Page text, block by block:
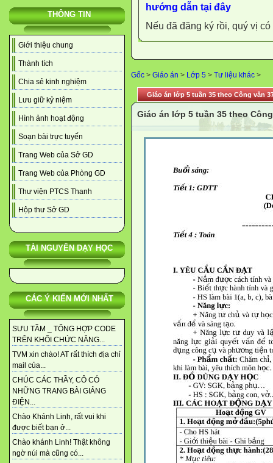
THÔNG TIN
Giới thiệu chung
Thành tích
Chia sẻ kinh nghiệm
Lưu giữ kỷ niệm
Hình ảnh hoạt động
Soạn bài trực tuyến
Trang Web của Sở GD
Trang Web của Phòng GD
Thư viện PTCS Thanh
Hộp thư Sở GD
TÀI NGUYÊN DẠY HỌC
CÁC Ý KIẾN MỚI NHẤT
SƯU TẦM _ TỔNG HỢP CODE
TRÊN KHỐI CHỨC NĂNG...
TVM xin chào! AT rất thích địa chỉ
mail của...
CHÚC CÁC THẦY, CÔ CÓ
NHỮNG TRANG BÀI GIẢNG
ĐIỆN...
Chào Khánh Linh, rất vui khi
được biết bạn ở...
Chào khánh Linh! Thật không
ngờ núi mà cũng có...
hướng dẫn tại đây
Nếu đã đăng ký rồi, quý vị
Gốc > Giáo án > Lớp 5 > Tư liệu khác >
Giáo án lớp 5 tuần 35 theo Công văn
Giáo án lớp 5 tuần 35 theo